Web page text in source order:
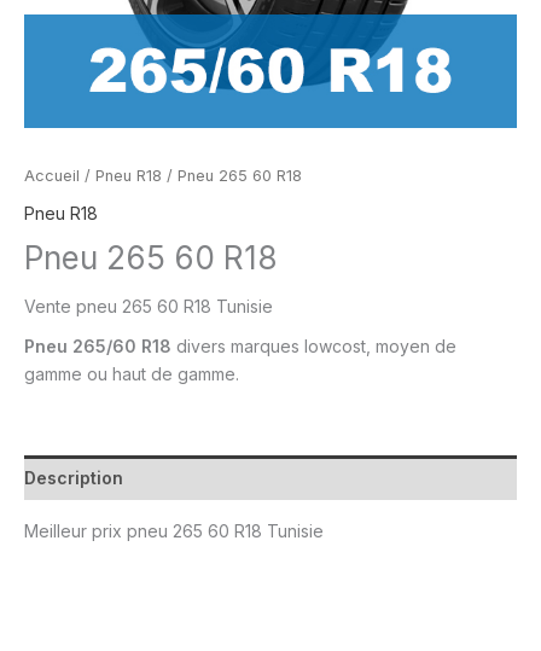
Accueil / Pneu R18 / Pneu 265 60 R18
Pneu R18
Pneu 265 60 R18
Vente pneu 265 60 R18 Tunisie
Pneu 265/60 R18 divers marques lowcost, moyen de
gamme ou haut de gamme.
Description
Meilleur prix pneu 265 60 R18 Tunisie